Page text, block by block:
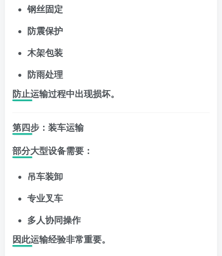
钢丝固定
防震保护
木架包装
防雨处理
防止运输过程中出现损坏。
第四步：装车运输
部分大型设备需要：
吊车装卸
专业叉车
多人协同操作
因此运输经验非常重要。